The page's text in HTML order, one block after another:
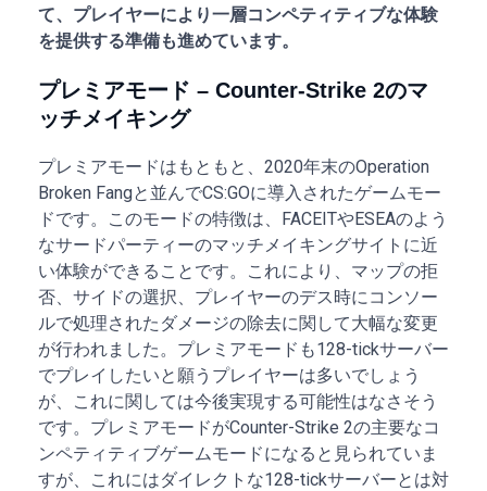
て、プレイヤーにより一層コンペティティブな体験
を提供する準備も進めています。
プレミアモード – Counter-Strike 2のマ
ッチメイキング
プレミアモードはもともと、2020年末のOperation
Broken Fangと並んでCS:GOに導入されたゲームモー
ドです。このモードの特徴は、FACEITやESEAのよう
なサードパーティーのマッチメイキングサイトに近
い体験ができることです。これにより、マップの拒
否、サイドの選択、プレイヤーのデス時にコンソー
ルで処理されたダメージの除去に関して大幅な変更
が行われました。プレミアモードも128-tickサーバー
でプレイしたいと願うプレイヤーは多いでしょう
が、これに関しては今後実現する可能性はなさそう
です。プレミアモードがCounter-Strike 2の主要なコ
ンペティティブゲームモードになると見られていま
すが、これにはダイレクトな128-tickサーバーとは対